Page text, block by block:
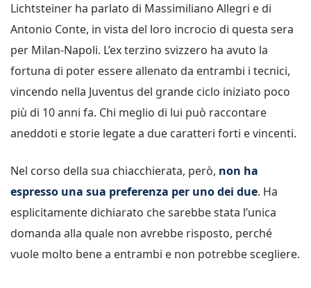
Lichtsteiner ha parlato di Massimiliano Allegri e di
Antonio Conte, in vista del loro incrocio di questa sera
per Milan-Napoli. L’ex terzino svizzero ha avuto la
fortuna di poter essere allenato da entrambi i tecnici,
vincendo nella Juventus del grande ciclo iniziato poco
più di 10 anni fa. Chi meglio di lui può raccontare
aneddoti e storie legate a due caratteri forti e vincenti.
Nel corso della sua chiacchierata, però, non ha
espresso una sua preferenza per uno dei due. Ha
esplicitamente dichiarato che sarebbe stata l’unica
domanda alla quale non avrebbe risposto, perché
vuole molto bene a entrambi e non potrebbe scegliere.